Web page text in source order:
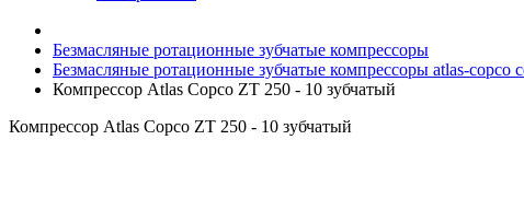
Безмасляные ротационные зубчатые компрессоры
Безмасляные ротационные зубчатые компрессоры atlas-
Компрессор Atlas Copco ZT 250 - 10 зубчатый
Компрессор Atlas Copco ZT 250 - 10 зубчатый